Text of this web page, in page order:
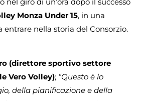
Monza Under 15, in una
nella storia del Consorzio.
(direttore sportivo settore
Vero Volley); “Questo è lo
della pianificazione e della